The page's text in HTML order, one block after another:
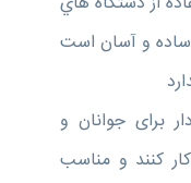
ساده و آسان است
برای جوانان و
کنند و مناسب